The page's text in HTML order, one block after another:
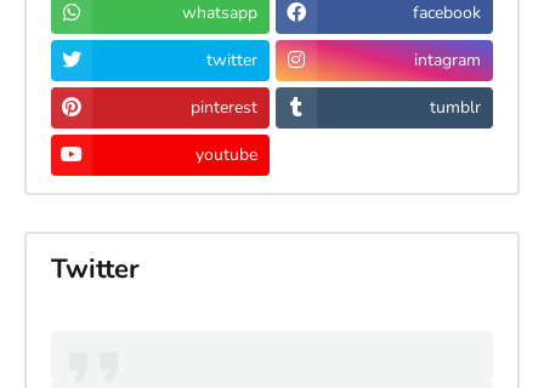
whatsapp facebook
twitter intagram
pinterest tumblr
youtube
Twitter